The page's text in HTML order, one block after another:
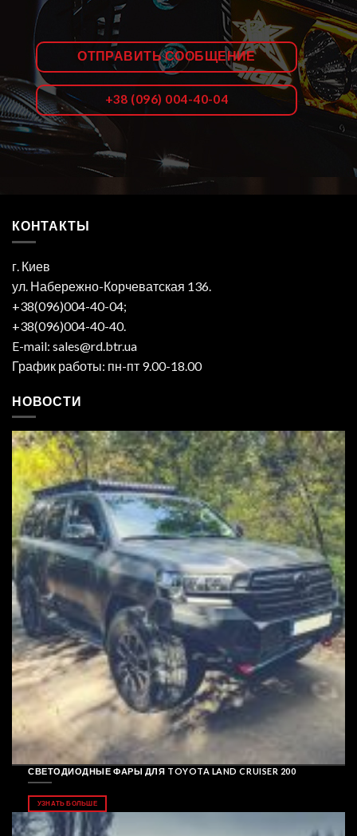
ОТПРАВИТЬ СООБЩЕНИЕ
+38 (096) 004-40-04
КОНТАКТЫ
г. Киев
ул. Набережно-Корчеватская 136.
+38(096)004-40-04;
+38(096)004-40-40.
E-mail: sales@rd.btr.ua
График работы: пн-пт 9.00-18.00
НОВОСТИ
СВЕТОДИОДНЫЕ ФАРЫ ДЛЯ TOYOTA LAND CRUISER 200
УЗНАТЬ БОЛЬШЕ